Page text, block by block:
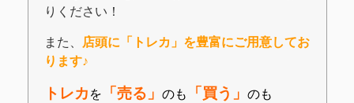
りください！
また、
店頭に「トレカ」を豊富にご用意してお
ります♪
トレカ を 「売る」 のも 「買う」 のも